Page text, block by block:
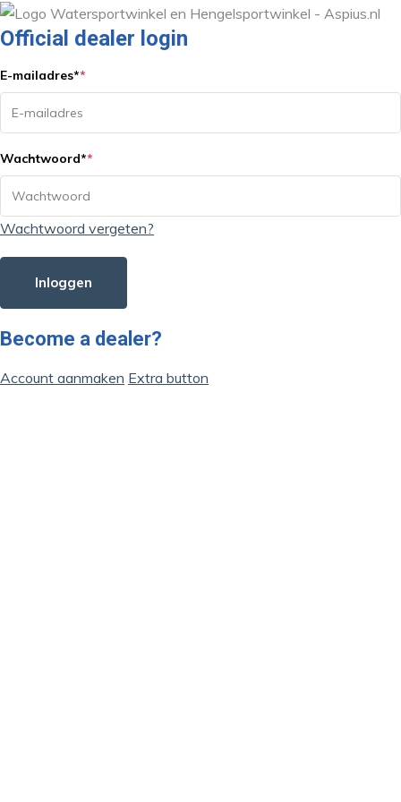
Official dealer login
E-mailadres**
Wachtwoord**
Wachtwoord vergeten?
Inloggen
Become a dealer?
Account aanmaken Extra button